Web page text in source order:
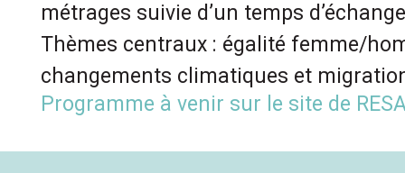
métrages suivie d’un temps
Thèmes centraux : égalité femme/
changements climatiques et
Programme à venir sur le site de